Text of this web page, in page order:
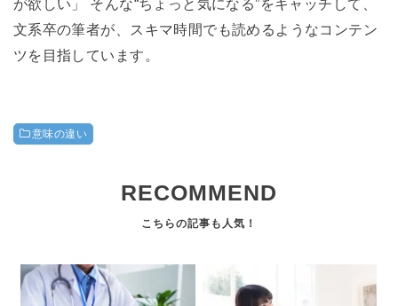
が欲しい」 そんな“ちょっと気になる”をキャッチして、
文系卒の筆者が、スキマ時間でも読めるようなコンテン
ツを目指しています。
意味の違い
RECOMMEND